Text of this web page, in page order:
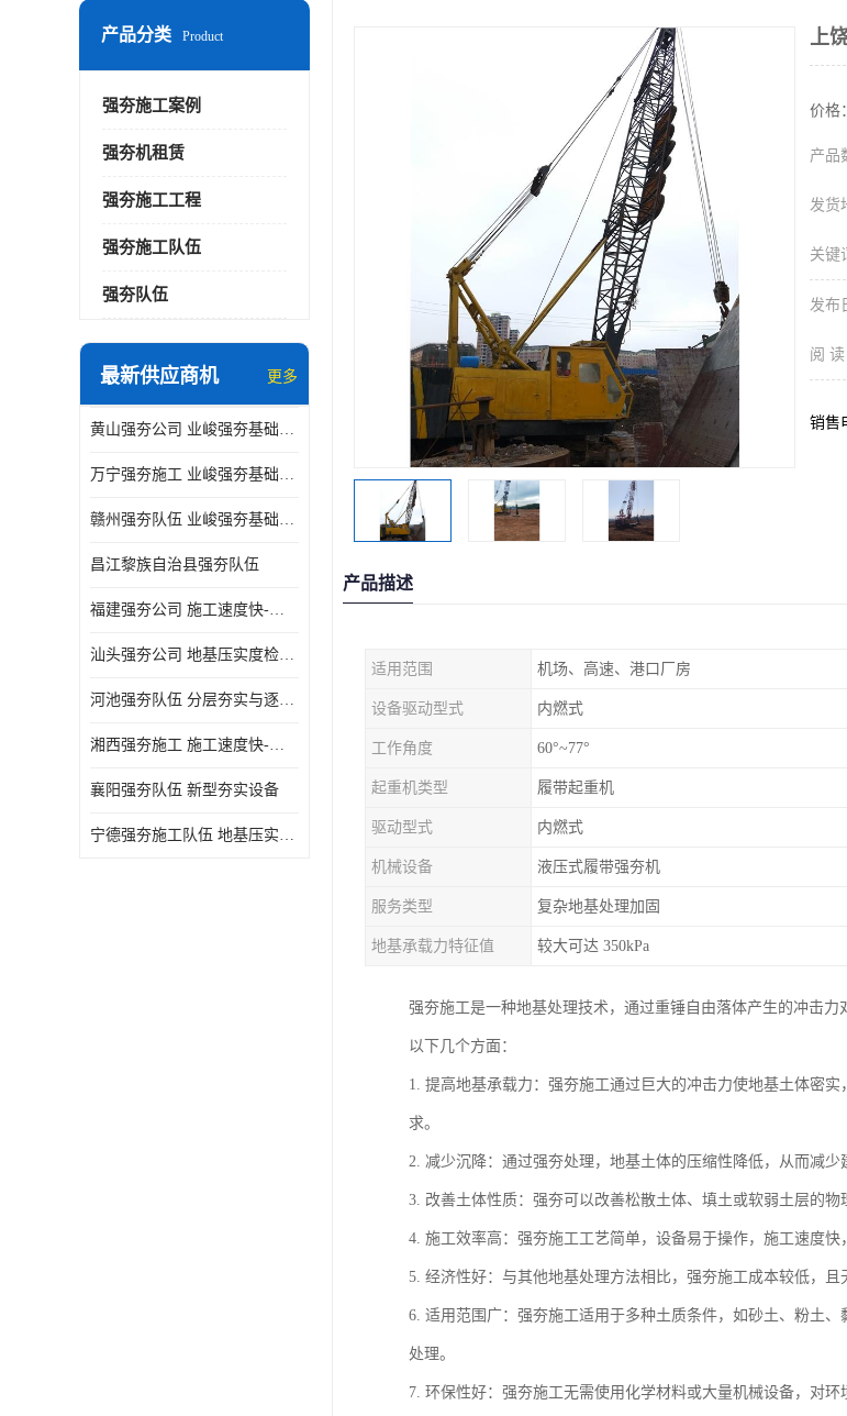
产品分类 Product
强夯施工案例
强夯机租赁
强夯施工工程
强夯施工队伍
强夯队伍
最新供应商机 更多
黄山强夯公司 业峻强夯基础工程
万宁强夯施工 业峻强夯基础工程
赣州强夯队伍 业峻强夯基础工程
昌江黎族自治县强夯队伍
福建强夯公司 施工速度快-施耐用性强
汕头强夯公司 地基压实度检测方法与标准
河池强夯队伍 分层夯实与逐层检测技术
湘西强夯施工 施工速度快-施耐用性强
襄阳强夯队伍 新型夯实设备
宁德强夯施工队伍 地基压实度检测方法与标准
上
价格：
产品
发货
关键
发布
阅 读
销售
产品描述
适用范围 机场、高速、港口厂房
设备驱动型式 内燃式
工作角度 60°~77°
起重机类型 履带起重机
驱动型式 内燃式
机械设备 液压式履带强夯机
服务类型 复杂地基处理加固
地基承载力特征值 较大可达 350kPa
强夯施工是一种地基处理技术，通过重锤自由落体产生的冲击
以下几个方面：
1. 提高地基承载力：强夯施工通过巨大的冲击力使地基土体密
求。
2. 减少沉降：通过强夯处理，地基土体的压缩性降低，从而减
3. 改善土体性质：强夯可以改善松散土体、填土或软弱土层的
4. 施工效率高：强夯施工工艺简单，设备易于操作，施工速度
5. 经济性好：与其他地基处理方法相比，强夯施工成本较低，且
6. 适用范围广：强夯施工适用于多种土质条件，如砂土、粉土
处理。
7. 环保性好：强夯施工无需使用化学材料或大量机械设备，对环